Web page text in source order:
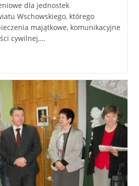
dla jednostek
Wschowskiego, którego
majątkowe, komunikacyjne
cywilnej,…